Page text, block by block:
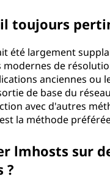
toujours
été largement
de
anciennes
de base du
avec d'autres
la méthode
lmhosts sur
?